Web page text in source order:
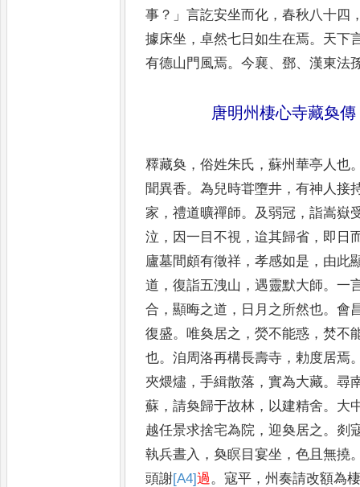
事 ？」言訖安坐而化 ，春秋八十四
據床坐 ，卓然七日如生在焉。 天下
有德山門風焉。今襄、鄧、漢東法
唐明州棲心寺藏奐傳
釋藏奐 ，俗姓朱氏 ，蘇州華亭人也
聞異香。為兒時甞墮井 ，有神人接
家 ，禮道曠禪師。 及弱冠 ，詣嵩嶽
泣 ， 因一目不視 ，迨其歸省 ， 即日
廬墓間頗有徵祥 ，孝感如是 ， 由此
道 ，復詣五洩山 ，遇靈默大師。一
合 ，顯晦之道 ， 日月之所然也。會
復盛。 唯奐居之 ，熒不能惑 ，焚不
也。洎周洛再構長壽寺 ，勅度居焉
夾煨燼 ，手緝散落 ，實為大藏。尋
蘇 ，請奐歸于故林 ， 以建精舍。 大
越任景求捨宅為院 ，迎奐居之 。剡
執兵晝入 ， 奐瞑目宴坐 ，色且無撓
頭謝[A4]過 。寇平 ，州奏請改額為